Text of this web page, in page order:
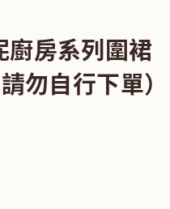
房系列圍裙
勿自行下單）